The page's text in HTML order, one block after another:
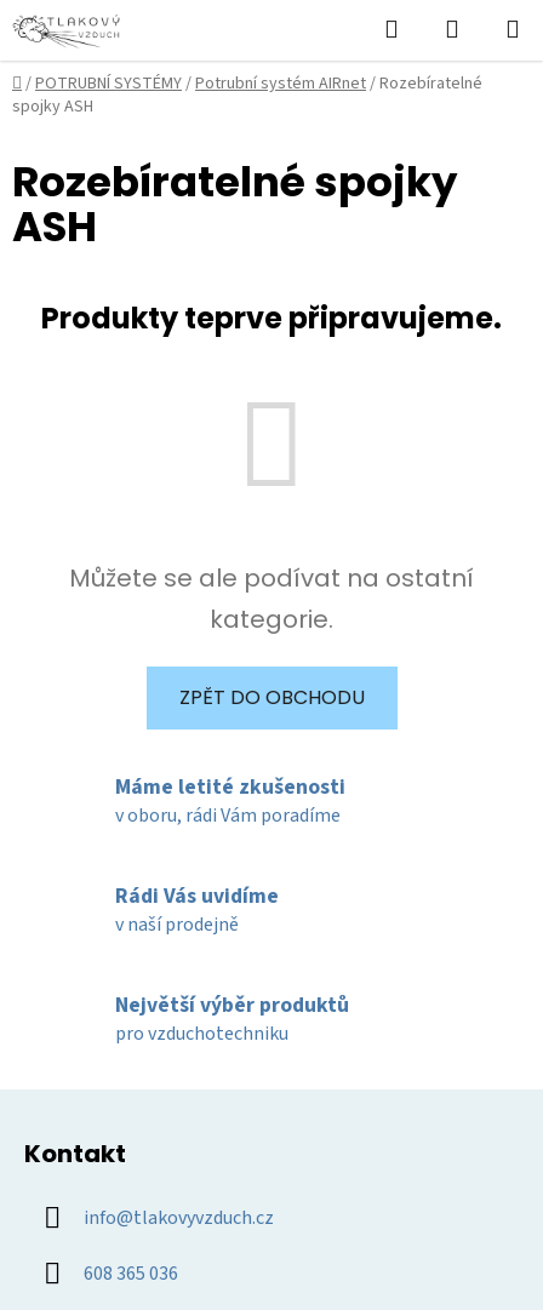
Přejít
na
obsah
Hledat
KOŠÍK
Domů
/POTRUBNÍ SYSTÉMY/Potrubní systém AIRnet/Rozebíratelné
spojky ASH
Rozebíratelné spojky
ASH
Produkty teprve připravujeme.
Můžete se ale podívat na ostatní
kategorie.
ZPĚT DO OBCHODU
Máme letité zkušenosti
v oboru, rádi Vám poradíme
Rádi Vás uvidíme
v naší prodejně
Největší výběr produktů
pro vzduchotechniku
Kontakt
info@tlakovyvzduch.cz
608 365 036